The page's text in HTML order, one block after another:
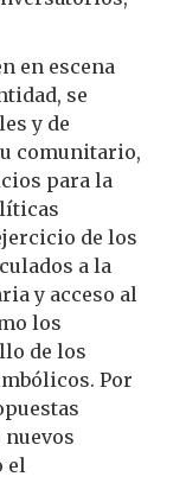
en escena
se
y de
comunitario,
para la
de los
a la
y acceso al
los
de los
Por
el